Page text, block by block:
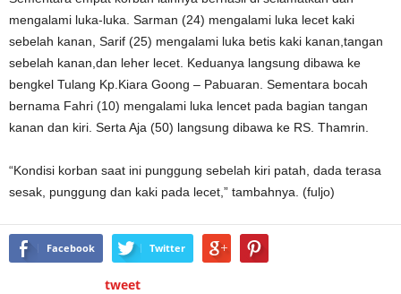
mengalami luka-luka. Sarman (24) mengalami luka lecet kaki
sebelah kanan, Sarif (25) mengalami luka betis kaki kanan,tangan
sebelah kanan,dan leher lecet. Keduanya langsung dibawa ke
bengkel Tulang Kp.Kiara Goong – Pabuaran. Sementara bocah
bernama Fahri (10) mengalami luka lencet pada bagian tangan
kanan dan kiri. Serta Aja (50) langsung dibawa ke RS. Thamrin.
“Kondisi korban saat ini punggung sebelah kiri patah, dada terasa
sesak, punggung dan kaki pada lecet,” tambahnya. (fuljo)
Facebook Twitter
tweet